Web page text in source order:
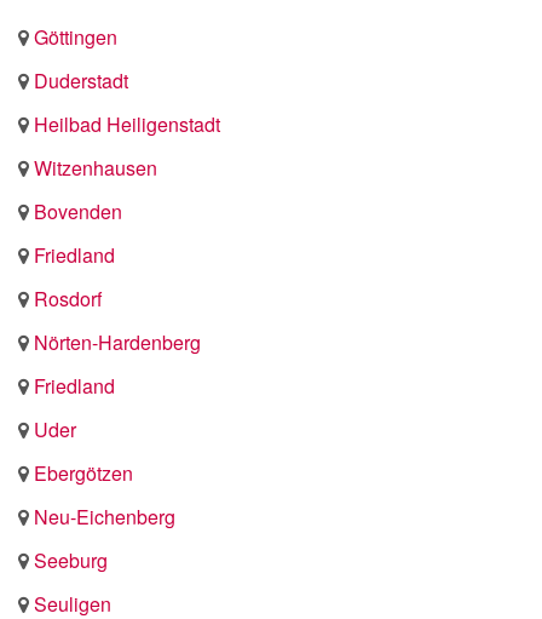
Göttingen
Duderstadt
Heilbad Heiligenstadt
Witzenhausen
Bovenden
Friedland
Rosdorf
Nörten-Hardenberg
Friedland
Uder
Ebergötzen
Neu-Eichenberg
Seeburg
Seuligen